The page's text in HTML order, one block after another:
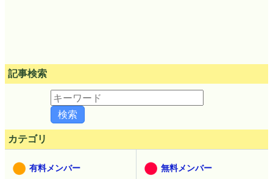
記事検索
カテゴリ
有料メンバー 無料メンバー